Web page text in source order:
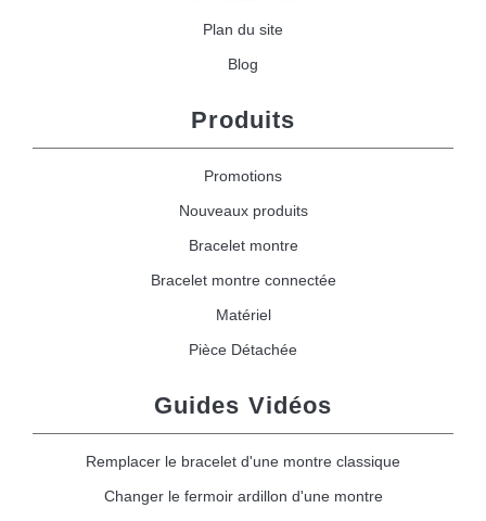
Kit pour Réduire Bracelet
Montre Métal
13,90 €
Boîte Pompe Bracelet Montre -
14,08 €
Boîte Pompe pour Bracelet
25 mm
19,90 €
Extracteur de Bracelet de
Montre Facile
Plan du site
Blog
Produits
Promotions
Nouveaux produits
Bracelet montre
Bracelet montre connectée
Matériel
Pièce Détachée
Guides Vidéos
Remplacer le bracelet d'une montre classique
Changer le fermoir ardillon d'une montre